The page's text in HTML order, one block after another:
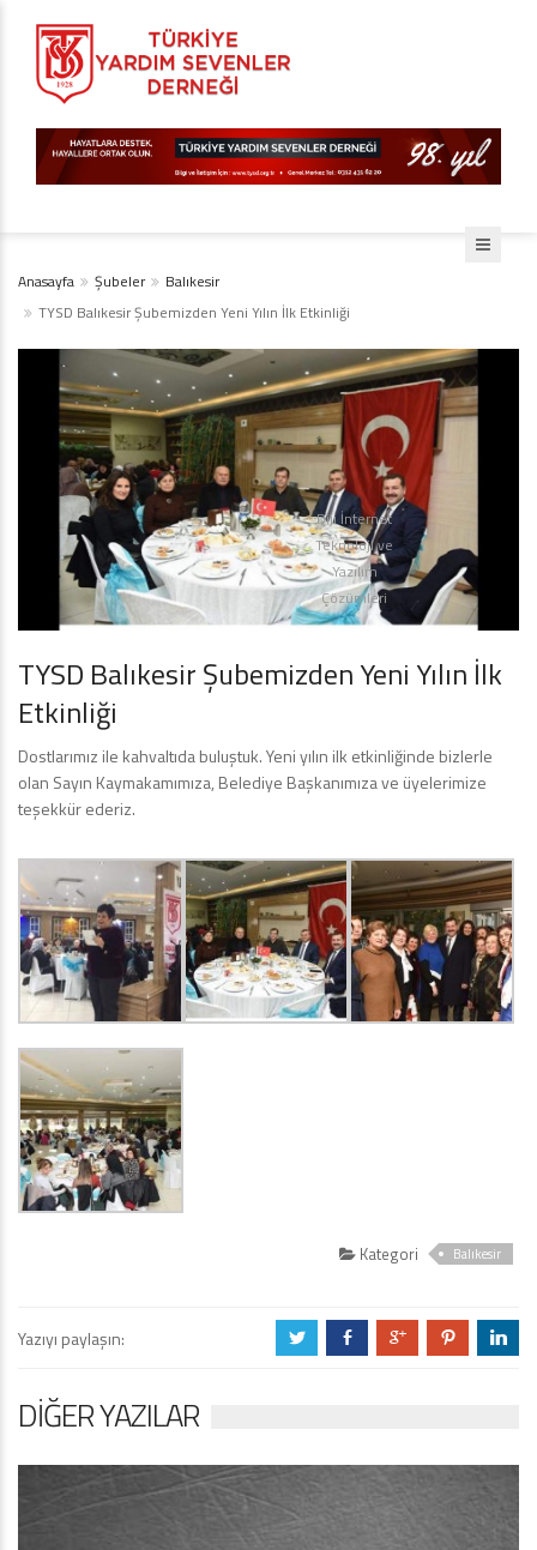
Anasayfa Şubeler
Balıkesir
TYSD Balıkesir Şubemizden Yeni Yılın İlk Etkinliği
TYSD Balıkesir Şubemizden Yeni Yılın İlk
Etkinliği
Dostlarımız ile kahvaltıda buluştuk. Yeni yılın ilk etkinliğinde bizlerle
olan Sayın Kaymakamımıza, Belediye Başkanımıza ve üyelerimize
teşekkür ederiz.
Kategori Balıkesir
Yazıyı paylaşın: a b c d j
DIĞER YAZILAR
Diji İnternet
Teknoloji ve
Yazılım
Çözümleri